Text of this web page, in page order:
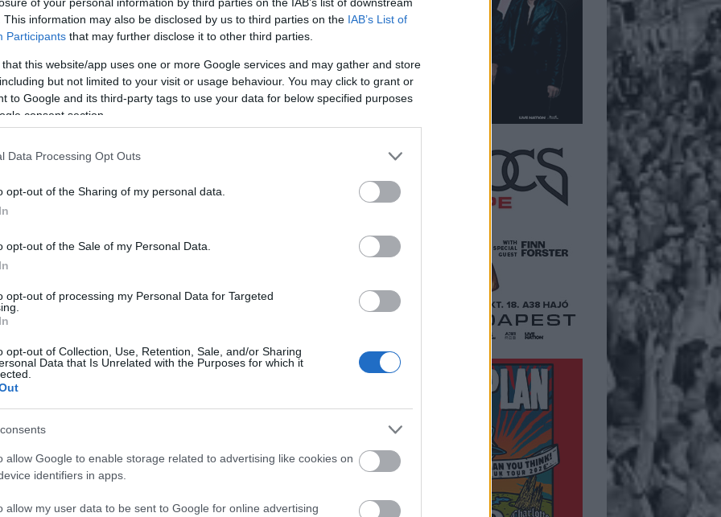
This information may also be disclosed by us to third parties on the IAB’s List of
Participants that may further disclose it to other third parties.
that this website/app uses one or more Google services and may gather and store
but not limited to your visit or usage behaviour. You may click to grant or
to Google and its third-party tags to use your data for below specified purposes
consent section.
Data Processing Opt Outs
opt-out of the Sharing of my personal data.
opt-out of the Sale of my Personal Data.
opt-out of processing my Personal Data for Targeted
opt-out of Collection, Use, Retention, Sale, and/or Sharing
Data that Is Unrelated with the Purposes for which it
allow Google to enable storage related to advertising like cookies on
identifiers in apps.
allow my user data to be sent to Google for online advertising
4. Solid Gold Hell
Be Forewarned
the Wolf Sits
8. Death
9. Situation
10. It’s Trash
Learning to Die